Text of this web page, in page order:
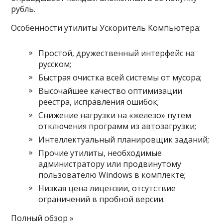
рубль.
Особенности утилиты Ускоритель Компьютера:
Простой, дружественный интерфейс на
русском;
Быстрая очистка всей системы от мусора;
Высочайшее качество оптимизации
реестра, исправления ошибок;
Снижение нагрузки на «железо» путем
отключения программ из автозагрузки;
Интеллектуальный планировщик заданий;
Прочие утилиты, необходимые
администратору или продвинутому
пользователю Windows в комплекте;
Низкая цена лицензии, отсутствие
ограничений в пробной версии.
Полный обзор »